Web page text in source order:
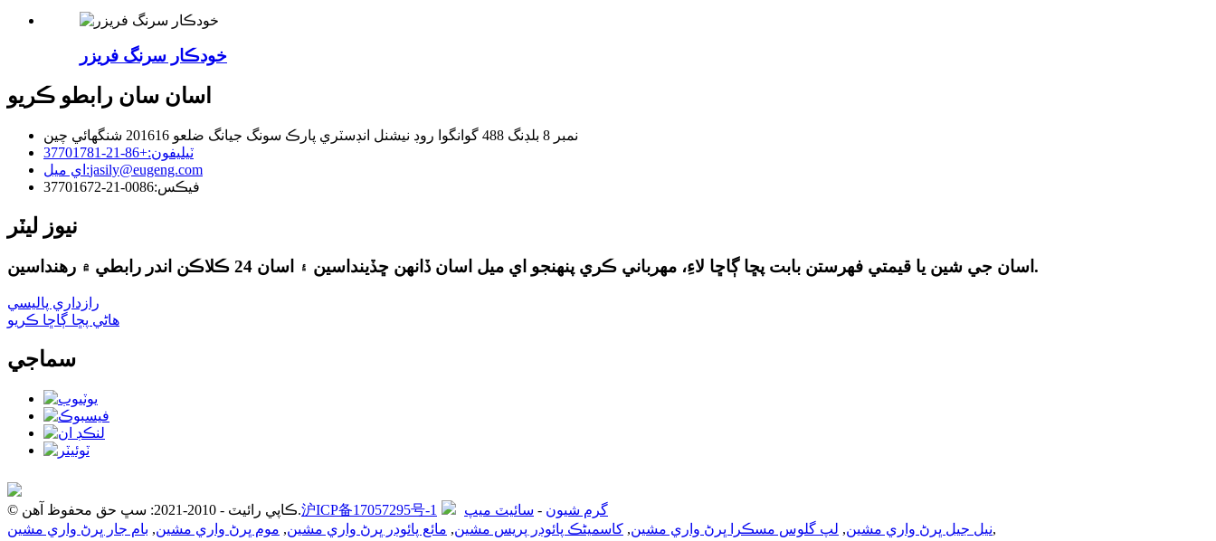
خودڪار سرنگ فريزر
اسان سان رابطو ڪريو
نمبر 8 بلڊنگ 488 گوانگوا روڊ نيشنل انڊسٽري پارڪ سونگ جيانگ ضلعو 201616 شنگھائي چين
ٽيليفون:+86-21-37701781
اي ميل:jasily@eugeng.com
فيڪس:0086-21-37701672
نيوز ليٽر
اسان جي شين يا قيمتي فهرستن بابت پڇا ڳاڇا لاءِ، مهرباني ڪري پنهنجو اي ميل اسان ڏانهن ڇڏينداسين ۽ اسان 24 ڪلاڪن اندر رابطي ۾ رهنداسين.
رازداري پاليسي
هاڻي پڇا ڳاڇا ڪريو
سماجي
© ڪاپي رائيٽ - 2010-2021: سڀ حق محفوظ آهن.沪ICP备17057295号-1 گرم شيون - سائيٽ ميپ
نيل جيل ڀرڻ واري مشين, لپ گلوس مسڪرا ڀرڻ واري مشين, کاسمیٹڪ پائوڊر پريس مشين, مائع پائوڊر ڀرڻ واري مشين, موم ڀرڻ واري مشين, بام جار ڀرڻ واري مشين ,